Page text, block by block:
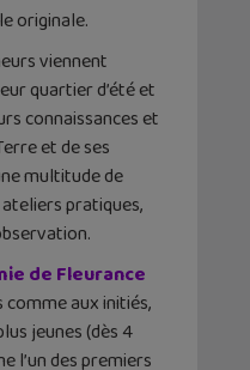
originale.
viennent
quartier d’été et
connaissances et
et de ses
multitude de
pratiques,
de Fleurance
aux initiés,
jeunes (dès 4
l’un des premiers